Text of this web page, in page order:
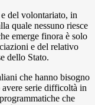
del volontariato, in
quale nessuno riesce
emerge finora è solo
e del relativo
dello Stato.
che hanno bisogno
avere serie difficoltà in
che